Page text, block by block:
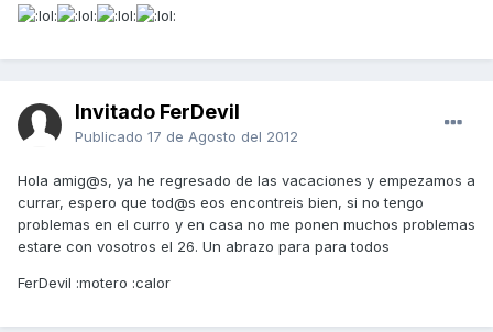
Invitado FerDevil
Publicado 17 de Agosto del 2012
Hola amig@s, ya he regresado de las vacaciones y empezamos a
currar, espero que tod@s eos encontreis bien, si no tengo
problemas en el curro y en casa no me ponen muchos problemas
estare con vosotros el 26. Un abrazo para para todos
FerDevil :motero :calor